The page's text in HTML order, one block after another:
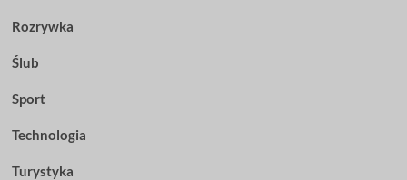
Rozrywka
Ślub
Sport
Technologia
Turystyka